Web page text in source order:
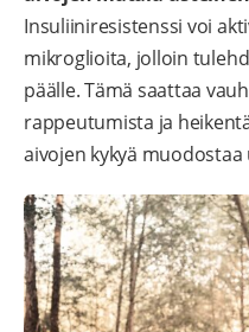
Insuliiniresistenssi voi
mikroglioita, jolloin
päälle. Tämä saattaa
rappeutumista ja
aivojen kykyä muodostaa